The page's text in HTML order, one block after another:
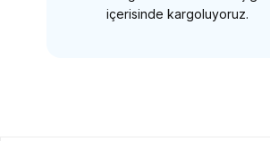
içerisinde kargoluyoruz.